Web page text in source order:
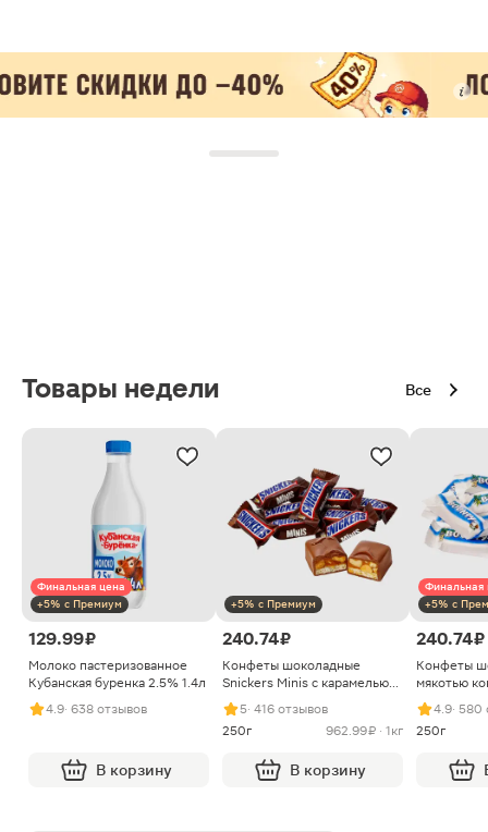
Товары недели Все
Финальная цена
+5% с Премиум
129.99 ₽
Молоко пастеризованное
Кубанская буренка 2.5% 1.4л
4.9· 638 отзывов
В корзину
+5% с Премиум
240.74 ₽
Конфеты шоколадные
Snickers Minis с карамелью
арахисом и нугой
5· 416 отзывов
250г
962.99 ₽ · 1кг
В корзину
Финальная
+5% с
240.74 ₽
Конфеты
мякотью
4.9· 580
250г